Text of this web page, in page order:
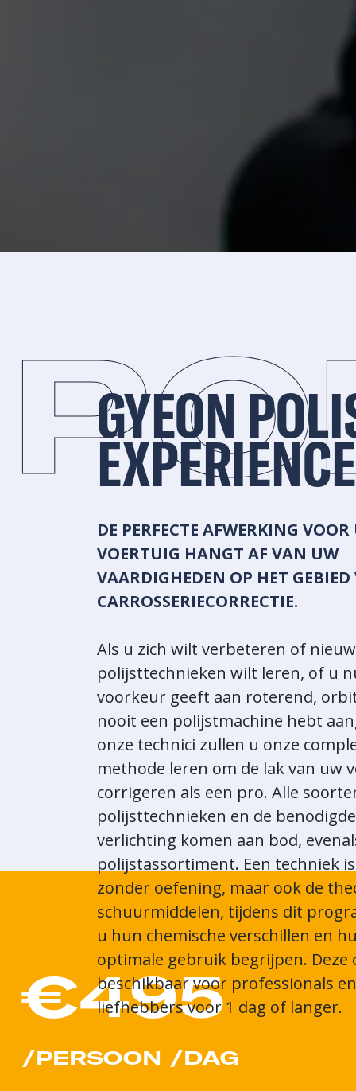
GYEON
EXPERIENCE
DE PERFECTE AFWERKING VOOR
VOERTUIG HANGT AF VAN UW
VAARDIGHEDEN OP HET
CARROSSERIECORRECTIE.
Als u zich wilt verbeteren of
polijsttechnieken wilt leren, of u
voorkeur geeft aan roterend,
nooit een polijstmachine hebt
onze technici zullen u onze
methode leren om de lak van uw
corrigeren als een pro. Alle
polijsttechnieken en de benodigde
verlichting komen aan bod,
polijstassortiment. Een techniek
zonder oefening, maar ook de
schuurmiddelen, tijdens dit
u hun chemische verschillen en
optimale gebruik begrijpen. Deze
beschikbaar voor professionals en
liefhebbers voor 1 dag of langer.
€495
/PERSOON /DAG